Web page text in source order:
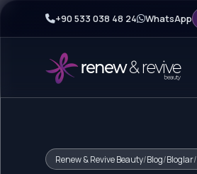
+90 533 038 48 24 WhatsApp
Renew & Revive Beauty/Blog/Bloglar/